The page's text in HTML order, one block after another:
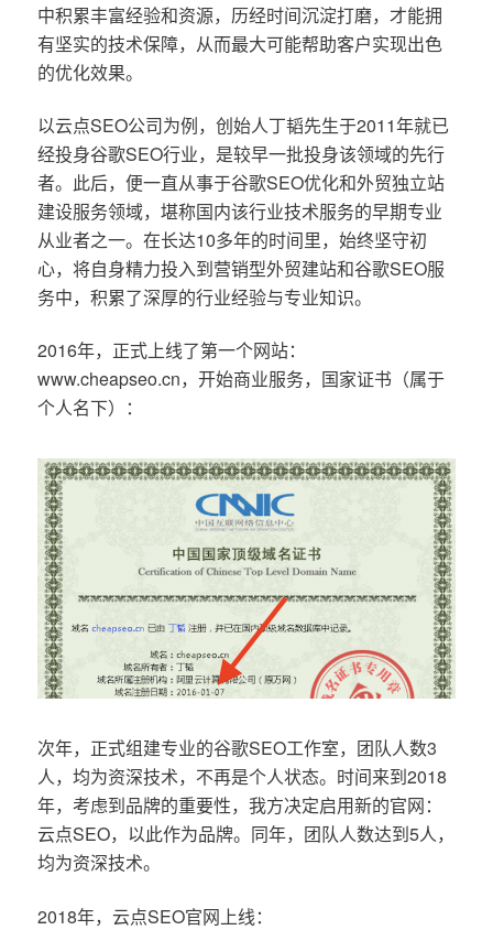
中积累丰富经验和资源，历经时间沉淀打磨，才能拥
有坚实的技术保障，从而最大可能帮助客户实现出色
的优化效果。
以云点SEO公司为例，创始人丁韬先生于2011年就已
经投身谷歌SEO行业，是较早一批投身该领域的先行
者。此后，便一直从事于谷歌SEO优化和外贸独立站
建设服务领域，堪称国内该行业技术服务的早期专业
从业者之一。在长达10多年的时间里，始终坚守初
心，将自身精力投入到营销型外贸建站和谷歌SEO服
务中，积累了深厚的行业经验与专业知识。
2016年，正式上线了第一个网站：
www.cheapseo.cn，开始商业服务，国家证书（属于
个人名下）：
次年，正式组建专业的谷歌SEO工作室，团队人数3
人，均为资深技术，不再是个人状态。时间来到2018
年，考虑到品牌的重要性，我方决定启用新的官网：
云点SEO，以此作为品牌。同年，团队人数达到5人，
均为资深技术。
2018年，云点SEO官网上线：